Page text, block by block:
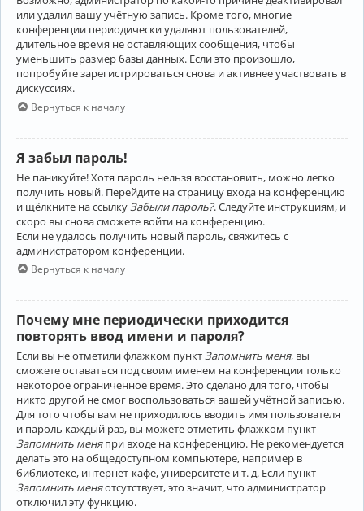
или удалил вашу учётную запись. Кроме того, многие
конференции периодически удаляют пользователей,
длительное время не оставляющих сообщения, чтобы
уменьшить размер базы данных. Если это произошло,
попробуйте зарегистрироваться снова и активнее участвовать в
дискуссиях.
Вернуться к началу
Я забыл пароль!
Не паникуйте! Хотя пароль нельзя восстановить, можно легко
получить новый. Перейдите на страницу входа на конференцию
и щёлкните на ссылку Забыли пароль?. Следуйте инструкциям, и
скоро вы снова сможете войти на конференцию.
Если не удалось получить новый пароль, свяжитесь с
администратором конференции.
Вернуться к началу
Почему мне периодически приходится
повторять ввод имени и пароля?
Если вы не отметили флажком пунктЗапомнить меня, вы
сможете оставаться под своим именем на конференции только
некоторое ограниченное время. Это сделано для того, чтобы
никто другой не смог воспользоваться вашей учётной записью.
Для того чтобы вам не приходилось вводить имя пользователя
и пароль каждый раз, вы можете отметить флажком пункт
Запомнить меняпри входе на конференцию. Не рекомендуется
делать это на общедоступном компьютере, например в
библиотеке, интернет-кафе, университете и т. д. Если пункт
Запомнить меняотсутствует, это значит, что администратор
отключил эту функцию.